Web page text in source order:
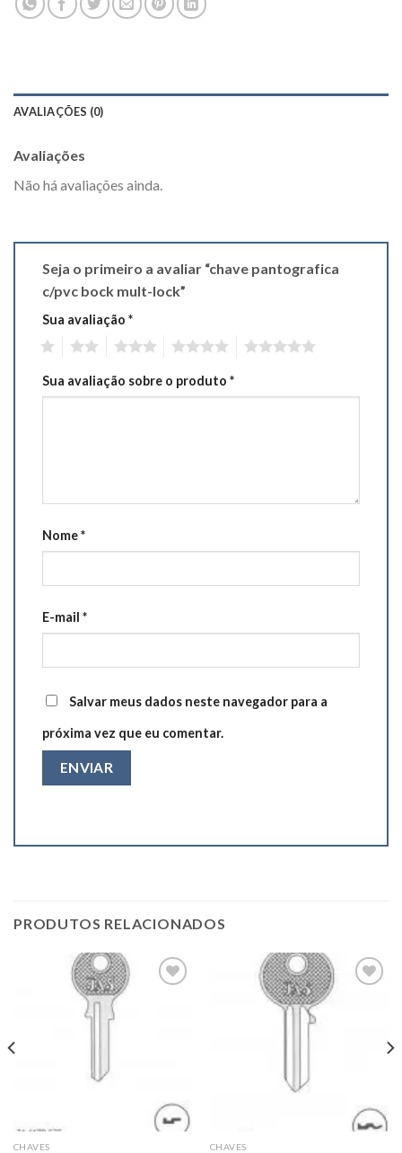
AVALIAÇÕES (0)
Avaliações
Não há avaliações ainda.
Seja o primeiro a avaliar “chave pantografica
c/pvc bock mult-lock”
Sua avaliação *
Sua avaliação sobre o produto *
Nome*
E-mail *
Salvar meus dados neste navegador para a
próxima vez que eu comentar.
PRODUTOS RELACIONADOS
CHAVES CHAVES